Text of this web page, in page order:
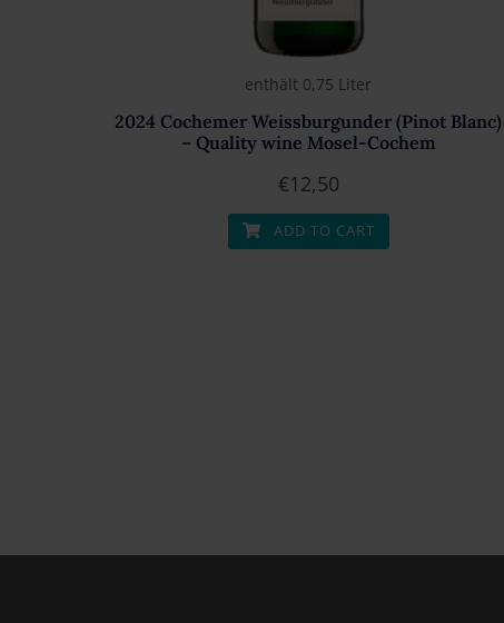
enthält 0,75 Liter
2024 Cochemer Weissburgunder (Pinot Blanc)
– Quality wine Mosel-Cochem
€12,50
ADD TO CART